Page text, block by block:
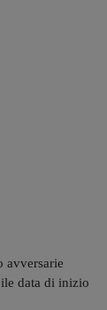
avversarie
data di inizio